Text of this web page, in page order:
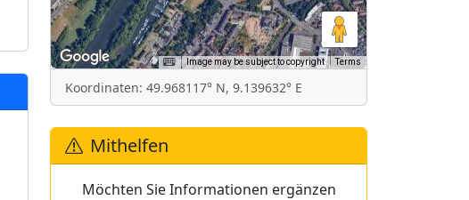
Image may be subject to copyright Terms
Koordinaten: 49.968117° N, 9.139632° E
Mithelfen
Möchten Sie Informationen ergänzen